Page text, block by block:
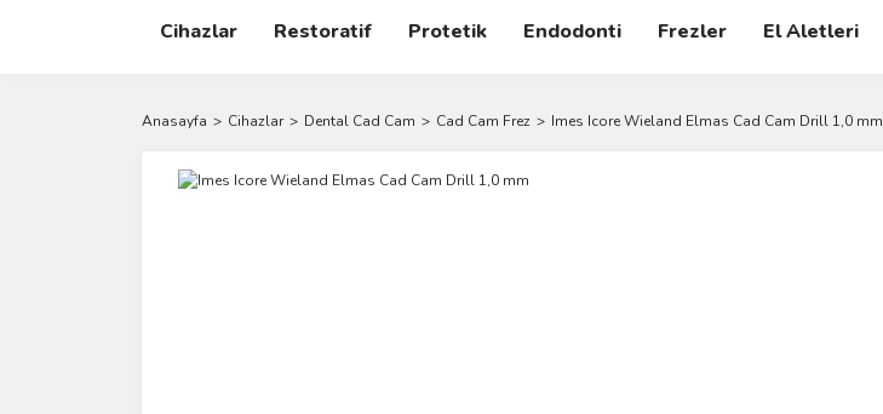
Cihazlar Restoratif Protetik Endodonti Frezler El Aletleri
Anasayfa Cihazlar Dental Cad Cam Cad Cam Frez Imes Icore Wieland Elmas Cad Cam Drill 1,0 mm